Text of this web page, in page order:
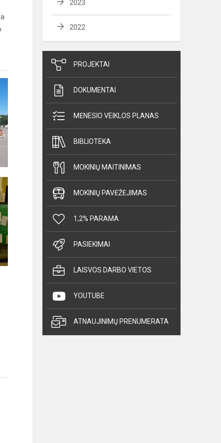
2023
2022
PROJEKTAI
DOKUMENTAI
MĖNESIO VEIKLOS PLANAS
BIBLIOTEKA
MOKINIŲ MAITINIMAS
MOKINIŲ PAVĖŽĖJIMAS
1,2% PARAMA
PASIEKIMAI
LAISVOS DARBO VIETOS
YOUTUBE
ATNAUJINIMŲ PRENUMERATA